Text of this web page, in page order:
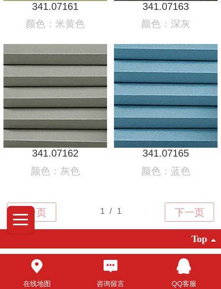
341.07161
颜色：米黄色
341.07163
颜色：深灰
341.07162
颜色：灰色
341.07165
颜色：蓝色
Top
©2025 广东创明遮阳科技有限公司 版权
在线地图 咨询留言 QQ客服